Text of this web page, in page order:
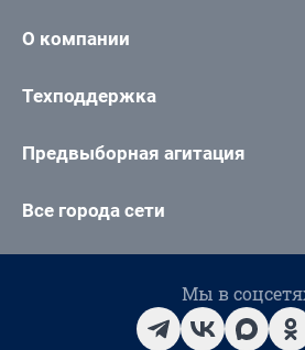
О компании
Техподдержка
Предвыборная агитация
Все города сети
Мы в